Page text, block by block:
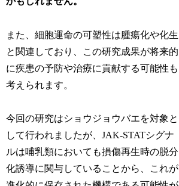
また、細胞運命の可塑性は腫瘍化や化生
と関連しており、この研究成果が将来的
に疾患の予防や治療に貢献する可能性も
考えられます。
今回の研究はショウジョウバエを対象と
して行われましたが、JAK-STATシグナ
ルは哺乳類においても損傷再生時の脱分
化誘導に関与していることから、これが